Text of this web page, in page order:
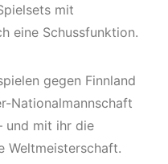
mit
eine Schussfunktion.
gegen Finnland
Nationalmannschaft
und mit ihr die
Weltmeisterschaft.